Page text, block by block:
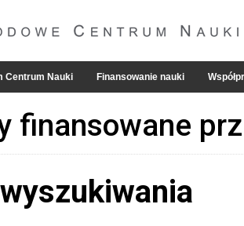
Centrum Nauki Finansowanie nauki
finansowane